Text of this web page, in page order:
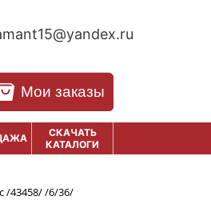
Мои заказы
СКАЧАТЬ
КАТАЛОГИ
/43458/ /6/36/